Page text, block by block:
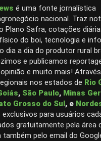
é uma fonte jornalística
nacional. Traz
Plano Safra, cotações
do boi, tecnologia e
dia a dia do produtor rural
e publicamos
e muito mais!
nos estados de Rio
, São Paulo, Minas
Grosso do Sul, e
para usuários
gratuitamente pela área
pelo email do